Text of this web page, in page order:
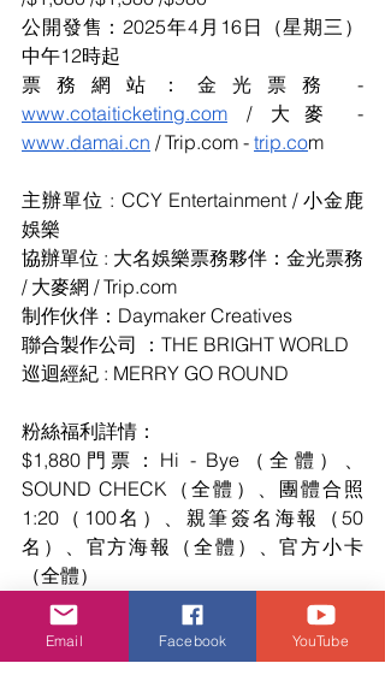
公開發售：2025年4月16日（星期三）
中午12時起
票務網站： 金光票務
www.cotaiticketing.com
www.damai.cn / Trip.com - trip.com
主辦單位 : CCY Entertainment / 小金鹿
娛樂
協辦單位 : 大名娛樂票務夥伴：金光票務
/ 大麥網 / Trip.com
制作伙伴：Daymaker Creatives
聯合製作公司 ：THE BRIGHT WORLD
巡迴經紀 : MERRY GO ROUND
粉絲福利詳情：
$1,880門票：Hi - Bye（全體）、
SOUND CHECK（全體）、團體合照
1:20（100名）、親筆簽名海報（50
名）、官方海報（全體）、官方小卡
（全體）
$1,680門票：SOUND CHECK（80
名）、團體合照1:20（80名）、親筆簽
名海報（30名）、官方海報（全體）、
Email Facebook YouTube